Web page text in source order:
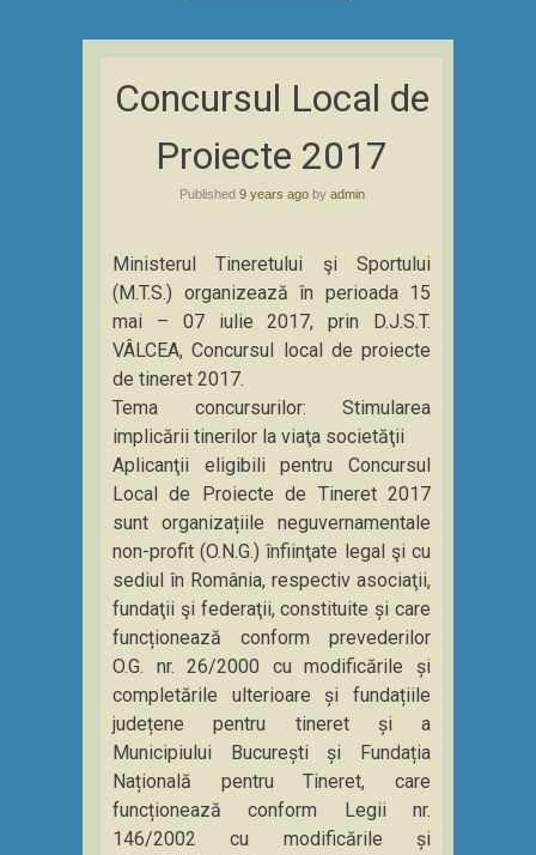
Skip
content
Concursul Local de
Proiecte 2017
Published 9 years agoby admin
Ministerul Tineretului şi Sportului
(M.T.S.) organizează în perioada 15
mai – 07 iulie 2017, prin D.J.S.T.
VÂLCEA, Concursul local de proiecte
de tineret 2017.
Tema concursurilor: Stimularea
implicării tinerilor la viaţa societăţii
Aplicanţii eligibili pentru Concursul
Local de Proiecte de Tineret 2017
sunt organizațiile neguvernamentale
non-profit (O.N.G.) înfiinţate legal şi cu
sediul în România, respectiv asociaţii,
fundaţii şi federaţii, constituite și care
funcționează conform prevederilor
O.G. nr. 26/2000 cu modificările și
completările ulterioare și fundațiile
județene pentru tineret și a
Municipiului București și Fundația
Națională pentru Tineret, care
funcționează conform Legii nr.
146/2002 cu modificările și